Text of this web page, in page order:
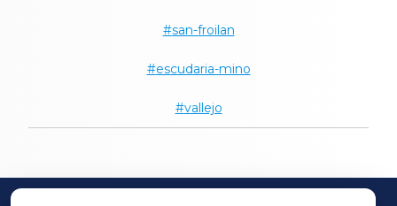
san-froilan
escudaria-mino
vallejo